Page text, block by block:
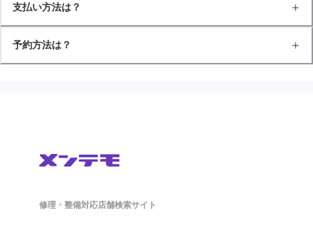
支払い方法は？
予約方法は？
修理・整備対応店舗検索サイト